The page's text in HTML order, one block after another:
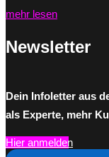
mehr lesen
Newsletter
Dein Infoletter aus
als Experte, mehr
Hier anmelden